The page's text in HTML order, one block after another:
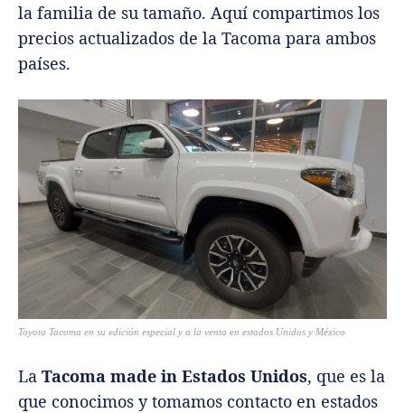
la familia de su tamaño. Aquí compartimos los
precios actualizados de la Tacoma para ambos
países.
Toyota Tacoma en su edición especial y a la venta en estados Unidos y México
La Tacoma made in Estados Unidos, que es la
que conocimos y tomamos contacto en estados